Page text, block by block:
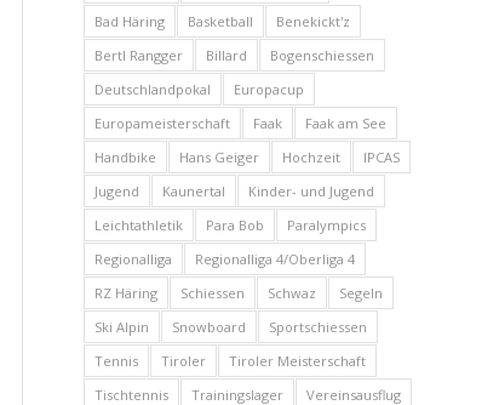
Bad Häring
Basketball
Benekickt'z
Bertl Rangger
Billard
Bogenschiessen
Deutschlandpokal
Europacup
Europameisterschaft
Faak
Faak am See
Handbike
Hans Geiger Hochzeit
IPCAS
Jugend
Kaunertal
Kinder- und Jugend
Leichtathletik
Para Bob
Paralympics
Regionalliga
Regionalliga 4/Oberliga 4
RZ Häring
Schiessen Schwaz
Segeln
Ski Alpin
Snowboard
Sportschiessen
Tennis
Tiroler
Tiroler Meisterschaft
Tischtennis
Trainingslager
Vereinsausflug